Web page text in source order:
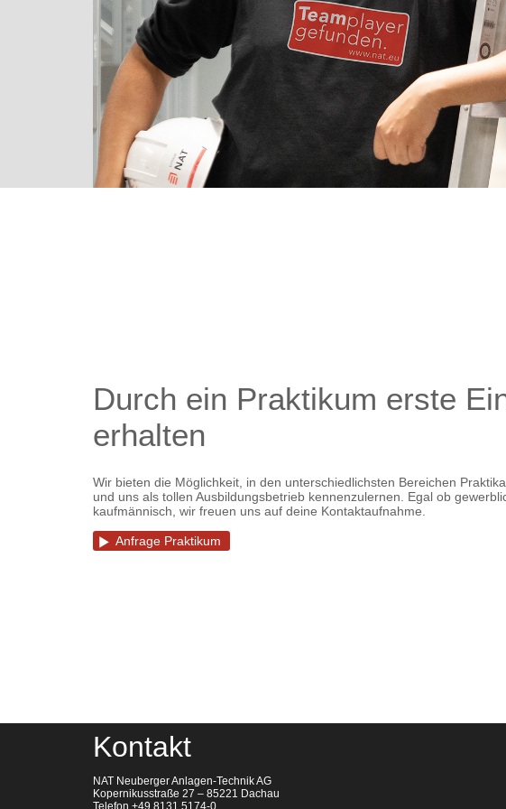
Durch ein Praktikum erste
erhalten
Wir bieten die Möglichkeit, in den unterschiedlichsten Bereichen
und uns als tollen Ausbildungsbetrieb kennenzulernen. Egal ob
kaufmännisch, wir freuen uns auf deine Kontaktaufnahme.
Anfrage Praktikum
Kontakt
NAT Neuberger Anlagen-Technik AG
Kopernikusstraße 27 – 85221 Dachau
Telefon +49 8131 5174-0